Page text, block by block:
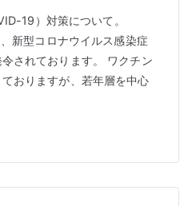
19）対策について。
新型コロナウイルス感染症
されております。 ワクチン
おりますが、若年層を中心